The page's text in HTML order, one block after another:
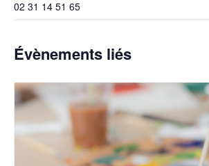
02 31 14 51 65
Évènements liés